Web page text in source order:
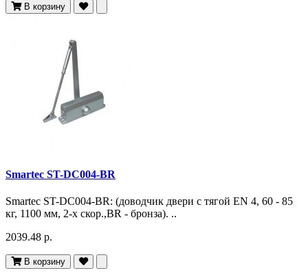
В корзину
Smartec ST-DC004-BR
Smartec ST-DC004-BR: (доводчик двери c тягой EN 4, 60 - 85
кг, 1100 мм, 2-х скор.,BR - бронза). ..
2039.48 р.
В корзину